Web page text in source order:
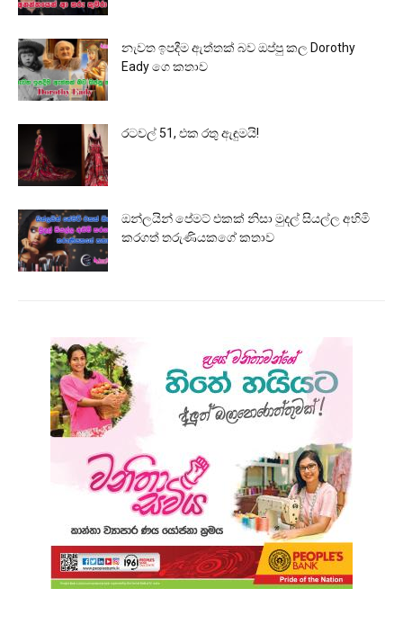
නැවත ඉපදීම ඇත්තක් බව ඔප්පු කල Dorothy
Eady ගෙ කතාව
රටවල් 51, එක රතු ඇඳුමයි!
ඔන්ලයින් පේමට් එකක් නිසා මුදල් සියල්ල අහිමි
කරගත් තරුණියකගේ කතාව